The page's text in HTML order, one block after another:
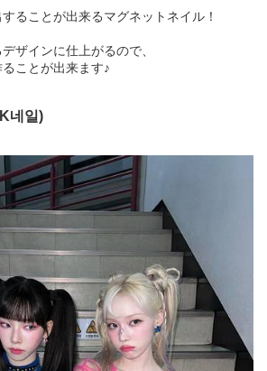
ることが出来るマグネットネイル！
ザインに仕上がるので、
ことが出来ます♪
네일)